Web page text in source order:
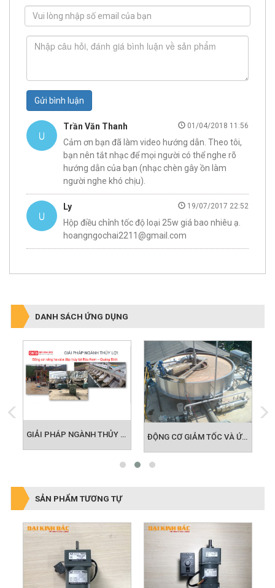
Gửi bình luận
Trần Văn Thanh 01/04/2018 11:56
Cảm ơn bạn đã làm video hướng dẫn. Theo tôi,
bạn nên tắt nhạc để mọi người có thể nghe rõ
hướng dẫn của bạn (nhạc chèn gây ồn làm
người nghe khó chịu).
Ly 19/07/2017 22:52
Hộp điều chỉnh tốc độ loại 25w giá bao nhiêu ạ.
hoangngochai2211@gmail.com
DANH SÁCH ỨNG DỤNG
ĐỘNG CƠ GIẢM TỐC VÀ ỨNG DỤNG BỂ ADF TRONG LĨNH VỰC MÔI TRƯỜNG
SẢN PHẨM TƯƠNG TỰ